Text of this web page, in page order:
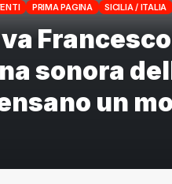
PRIMA PAGINA SICILIA / ITALIA
va
sonora
un